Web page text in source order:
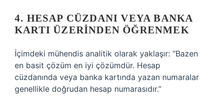
4. HESAP CÜZDANI VEYA BANKA
KARTI ÜZERINDEN ÖĞRENMEK
İçimdeki mühendis analitik olarak yaklaşır: “Bazen
en basit çözüm en iyi çözümdür. Hesap
cüzdanında veya banka kartında yazan numaralar
genellikle doğrudan hesap numarasıdır.”